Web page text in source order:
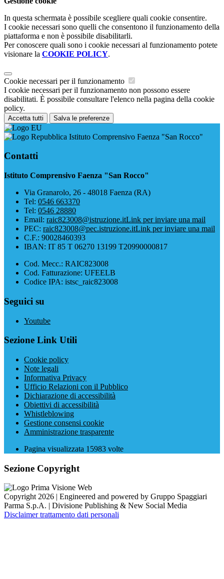
In questa schermata è possibile scegliere quali cookie consentire.
I cookie necessari sono quelli che consentono il funzionamento della
piattaforma e non è possibile disabilitarli.
Per conoscere quali sono i cookie necessari al funzionamento potete
visionare la COOKIE POLICY.
Cookie necessari per il funzionamento
I cookie necessari per il funzionamento non possono essere
disabilitati. È possibile consultare l'elenco nella pagina della cookie
policy.
Accetta tutti Salva le preferenze
Istituto Comprensivo Faenza "San Rocco"
Contatti
Istituto Comprensivo Faenza "San Rocco"
Via Granarolo, 26 - 48018 Faenza (RA)
Tel: 0546 663370
Tel: 0546 28880
Email: raic823008@istruzione.itLink per inviare una mail
PEC: raic823008@pec.istruzione.itLink per inviare una mail
C.F.: 90028460393
IBAN: IT 85 T 06270 13199 T20990000817
Cod. Mecc.: RAIC823008
Cod. Fatturazione: UFEELB
Codice IPA: istsc_raic823008
Seguici su
Youtube
Sezione Link Utili
Cookie policy
Note legali
Informativa Privacy
Ufficio Relazioni con il Pubblico
Dichiarazione di accessibilità
Obiettivi di accessibilità
Whistleblowing
Gestione consensi cookie
Amministrazione trasparente
Pagina visualizzata 15983 volte
Sezione Copyright
Copyright 2026 | Engineered and powered by Gruppo Spaggiari
Parma S.p.A. | Divisione Publishing & New Social Media
Disclaimer trattamento dati personali